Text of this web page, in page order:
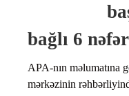
bağlı 6
APA-nın məlumatına
mərkəzinin